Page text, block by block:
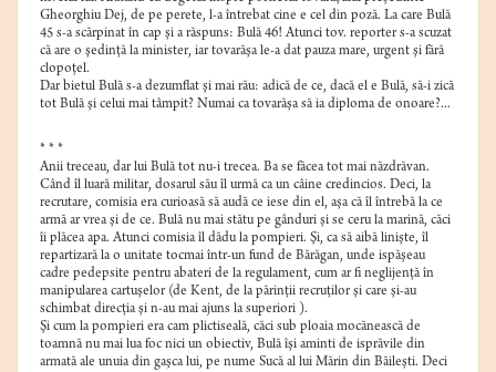
Gheorghiu Dej, de pe perete, l-a întrebat cine e cel din poză. La care Bulă
45 s-a scărpinat în cap şi a răspuns: Bulă 46! Atunci tov. reporter s-a scuzat
că are o şedinţă la minister, iar tovarăşa le-a dat pauza mare, urgent şi fără
clopoţel.
Dar bietul Bulă s-a dezumflat şi mai rău: adică de ce, dacă el e Bulă, să-i zică
tot Bulă şi celui mai tâmpit? Numai ca tovarăşa să ia diploma de onoare?...
* * *
Anii treceau, dar lui Bulă tot nu-i trecea. Ba se făcea tot mai năzdrăvan.
Când îl luară militar, dosarul său îl urmă ca un câine credincios. Deci, la
recrutare, comisia era curioasă să audă ce iese din el, aşa că îl întrebă la ce
armă ar vrea şi de ce. Bulă nu mai stătu pe gânduri şi se ceru la marină, căci
îi plăcea apa. Atunci comisia îl dădu la pompieri. Şi, ca să aibă linişte, îl
repartizară la o unitate tocmai într-un fund de Bărăgan, unde ispăşeau
cadre pedepsite pentru abateri de la regulament, cum ar fi neglijenţă în
manipularea cartuşelor (de Kent, de la părinţii recruţilor şi care şi-au
schimbat direcţia şi n-au mai ajuns la superiori ).
Şi cum la pompieri era cam plictiseală, căci sub ploaia mocănească de
toamnă nu mai lua foc nici un obiectiv, Bulă îşi aminti de isprăvile din
armată ale unuia din gaşca lui, pe nume Sucă al lui Mărin din Băileşti. Deci